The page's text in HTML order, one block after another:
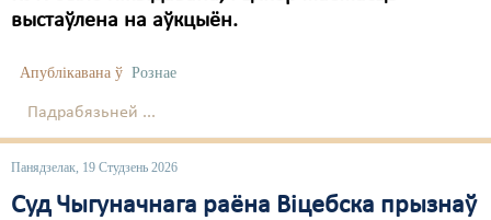
выстаўлена на аўкцыён.
Апублікавана ў Рознае
Падрабязьней ...
Панядзелак, 19 Студзень 2026
Суд Чыгуначнага раёна Віцебска прызнаў